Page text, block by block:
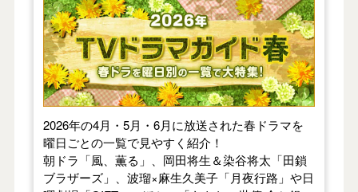
【2026年春】TVドラマガイド
2026年の4月・5月・6月に放送された春ドラマを
曜日ごとの一覧で見やすく紹介！
朝ドラ「風、薫る」、岡田将生＆染谷将太「田鎖
ブラザーズ」、波瑠×麻生久美子「月夜行路」や日